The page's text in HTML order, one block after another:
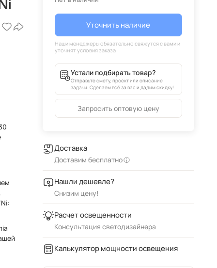
Уточнить наличие
Устали подбирать товар?
Отправьте смету, проект или описание
задачи. Сделаем всё за вас и дадим скидку!
Запросить оптовую цену
Доставка
Доставим бесплатно
Нашли дешевле?
Снизим цену!
Расчет освещенности
Консультация светодизайнера
Калькулятор мощности освещения